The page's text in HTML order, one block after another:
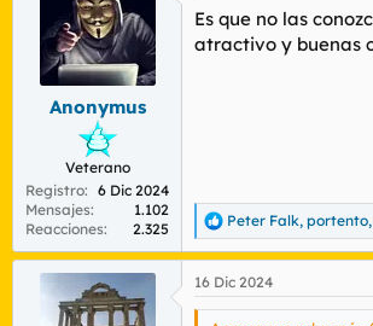
i
o
Anonymus
Veterano
Registro
6 Dic 2024
Mensajes
1.102
Reacciones
2.325
Es que no las
atractivo y buenas
R
e
c
c
Peter Falk, portento,
16 Dic 2024